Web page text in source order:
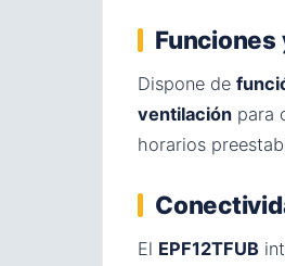
Funciones
Dispone de
ventilación para
horarios
El EPF12TFUB